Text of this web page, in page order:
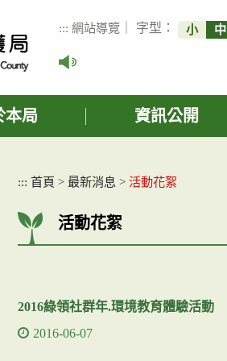
::: 網站導覽 ｜ 字型： 小 中
本局 資訊公開
::: 首頁 > 最新消息 > 活動花絮
活動花絮
2016綠領社群年.環境教育體驗活動
2016-06-07